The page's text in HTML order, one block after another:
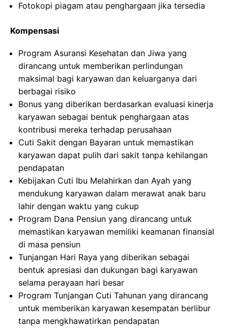
Fotokopi piagam atau penghargaan jika tersedia
Kompensasi
Program Asuransi Kesehatan dan Jiwa yang
dirancang untuk memberikan perlindungan
maksimal bagi karyawan dan keluarganya dari
berbagai risiko
Bonus yang diberikan berdasarkan evaluasi kinerja
karyawan sebagai bentuk penghargaan atas
kontribusi mereka terhadap perusahaan
Cuti Sakit dengan Bayaran untuk memastikan
karyawan dapat pulih dari sakit tanpa kehilangan
pendapatan
Kebijakan Cuti Ibu Melahirkan dan Ayah yang
mendukung karyawan dalam merawat anak baru
lahir dengan waktu yang cukup
Program Dana Pensiun yang dirancang untuk
memastikan karyawan memiliki keamanan finansial
di masa pensiun
Tunjangan Hari Raya yang diberikan sebagai
bentuk apresiasi dan dukungan bagi karyawan
selama perayaan hari besar
Program Tunjangan Cuti Tahunan yang dirancang
untuk memberikan karyawan kesempatan berlibur
tanpa mengkhawatirkan pendapatan